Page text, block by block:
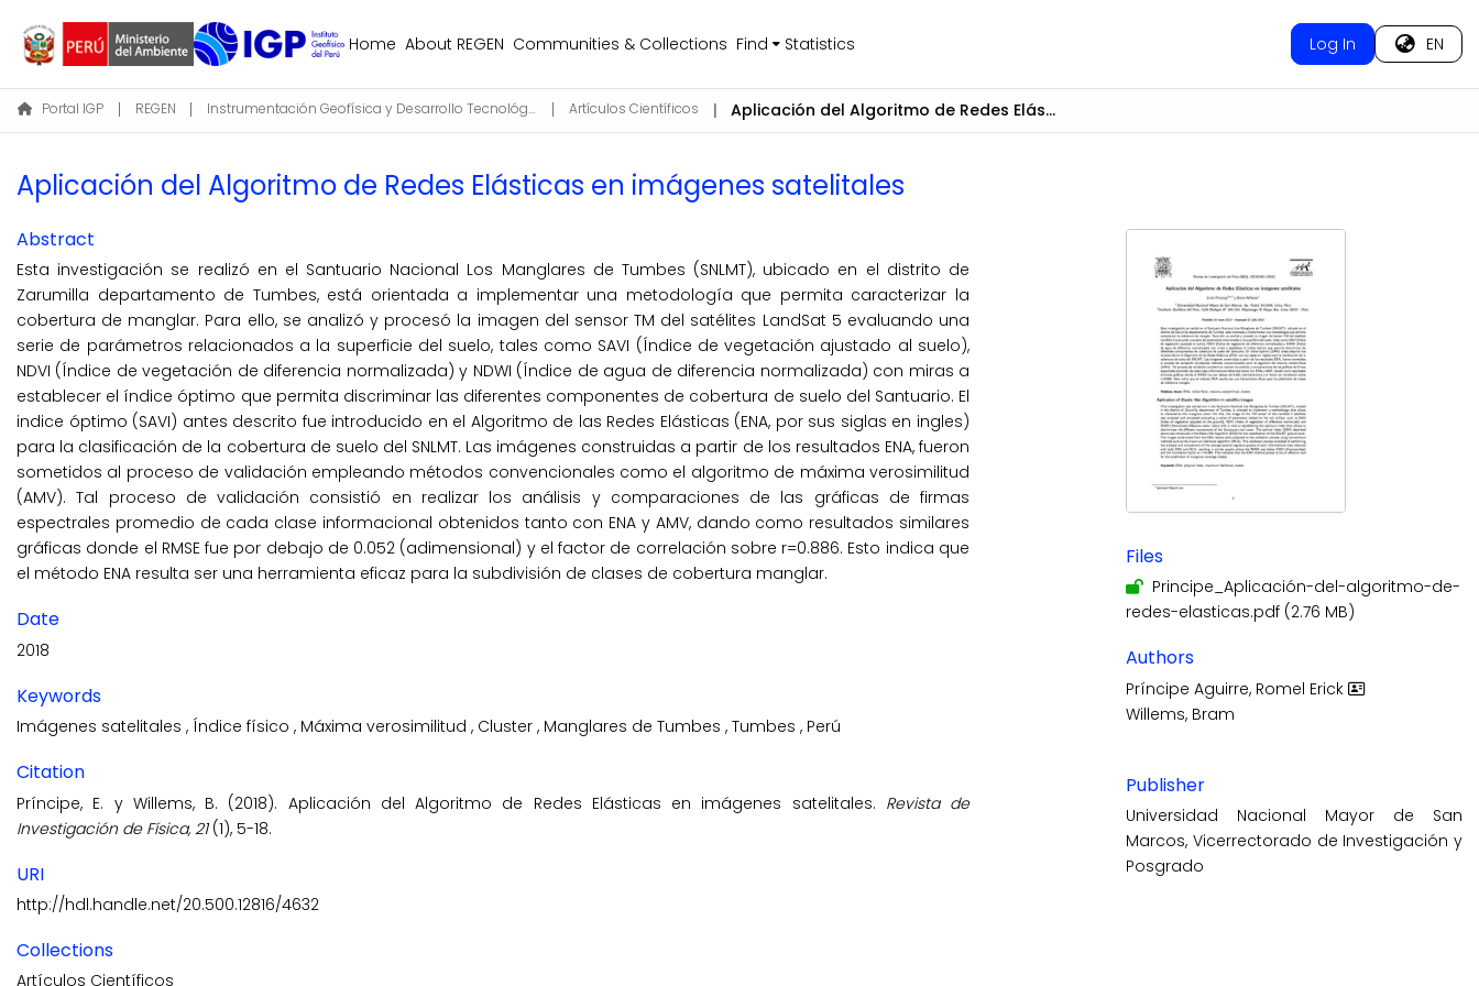
Home About REGEN Communities & Collections Find Statistics Log In EN
Portal IGP REGEN Instrumentación Geofísica y Desarrollo Tecnológico Artículos Científicos Aplicación del Algoritmo de Redes Elásticas en imágenes satelitales
Aplicación del Algoritmo de Redes Elásticas en imágenes satelitales
Abstract
Esta investigación se realizó en el Santuario Nacional Los Manglares de Tumbes (SNLMT), ubicado en el distrito de
Zarumilla departamento de Tumbes, está orientada a implementar una metodología que permita caracterizar la
cobertura de manglar. Para ello, se analizó y procesó la imagen del sensor TM del satélites LandSat 5 evaluando una
serie de parámetros relacionados a la superficie del suelo, tales como SAVI (Índice de vegetación ajustado al suelo),
NDVI (Índice de vegetación de diferencia normalizada) y NDWI (Índice de agua de diferencia normalizada) con miras a
establecer el índice óptimo que permita discriminar las diferentes componentes de cobertura de suelo del Santuario. El
indice óptimo (SAVI) antes descrito fue introducido en el Algoritmo de las Redes Elásticas (ENA, por sus siglas en ingles)
para la clasificación de la cobertura de suelo del SNLMT. Las imágenes construidas a partir de los resultados ENA, fueron
sometidos al proceso de validación empleando métodos convencionales como el algoritmo de máxima verosimilitud
(AMV). Tal proceso de validación consistió en realizar los análisis y comparaciones de las gráficas de firmas
espectrales promedio de cada clase informacional obtenidos tanto con ENA y AMV, dando como resultados similares
gráficas donde el RMSE fue por debajo de 0.052 (adimensional) y el factor de correlación sobre r=0.886. Esto indica que
el método ENA resulta ser una herramienta eficaz para la subdivisión de clases de cobertura manglar.
Date
2018
Keywords
Imágenes satelitales , Índice físico , Máxima verosimilitud , Cluster , Manglares de Tumbes , Tumbes , Perú
Citation
Príncipe, E. y Willems, B. (2018). Aplicación del Algoritmo de Redes Elásticas en imágenes satelitales. Revista de
Investigación de Física, 21(1), 5-18.
URI
http://hdl.handle.net/20.500.12816/4632
Collections
Artículos Científicos
Files
Principe_Aplicación-del-algoritmo-de-
redes-elasticas.pdf (2.76 MB)
Authors
Príncipe Aguirre, Romel Erick
Willems, Bram
Publisher
Universidad Nacional Mayor de San
Marcos, Vicerrectorado de Investigación y
Posgrado